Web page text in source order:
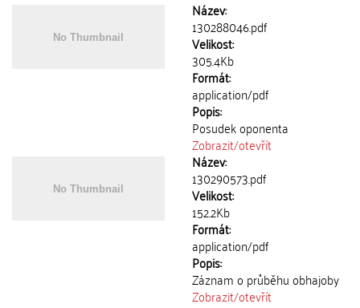
Název:
130288046.pdf
Velikost:
305.4Kb
Formát:
application/pdf
Popis:
Posudek oponenta
Zobrazit/otevřít
Název:
130290573.pdf
Velikost:
152.2Kb
Formát:
application/pdf
Popis:
Záznam o průběhu obhajoby
Zobrazit/otevřít